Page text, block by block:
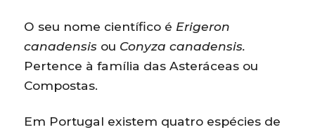
O seu nome científico é Erigeron
canadensis ou Conyza canadensis.
Pertence à família das Asteráceas ou
Compostas.
Em Portugal existem quatro espécies de